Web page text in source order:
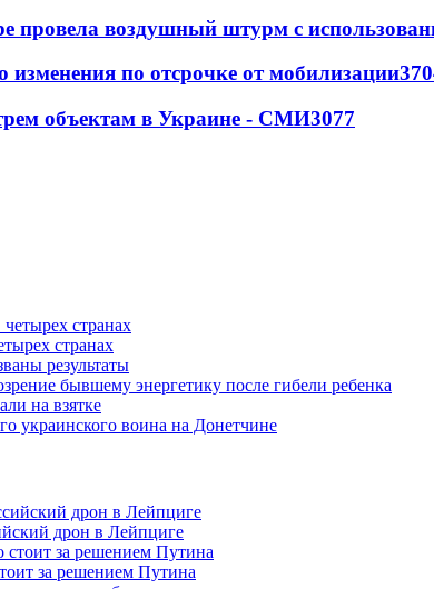
провела воздушный штурм с
изменения по отсрочке от мобилизации
объектам в Украине - СМИ3077
странах
результаты
бывшему энергетику после гибели ребенка
на взятке
украинского воина на Донетчине
дрон в Лейпциге
за решением Путина